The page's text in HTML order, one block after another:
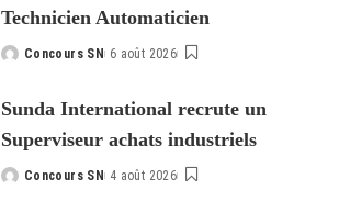
Technicien Automaticien
Posted
Concours SN 6 août 2026
Sunda International recrute un
Superviseur achats industriels
Posted
Concours SN 4 août 2026